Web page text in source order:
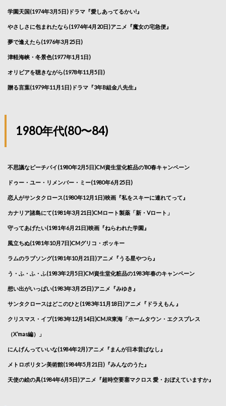
学園天国(1974年3月5日)ドラマ『愛しあってるかい!』
やさしさに包まれたなら(1974年4月20日)アニメ『魔女の宅急便』
夢で逢えたら(1976年3月25日)
津軽海峡・冬景色(1977年1月1日)
オリビアを聴きながら(1978年11月5日)
贈る言葉(1979年11月1日)ドラマ『3年B組金八先生』
1980年代(80〜84)
不思議なピーチパイ(1980年2月5日)CM資生堂化粧品の’80春キャンペーン
ドゥー・ユー・リメンバー・ミー(1980年6月25日)
恋人がサンタクロース(1980年12月1日)映画『私をスキーに連れてって』
カナリア諸島にて(1981年3月21日)CMロート製薬「新・Vロート」
守ってあげたい(1981年6月21日)映画『ねらわれた学園』
風立ちぬ(1981年10月7日)CMグリコ・ポッキー
ラムのラブソング(1981年10月21日)アニメ『うる星やつら』
う・ふ・ふ・ふ(1983年2月5日)CM資生堂化粧品の1983年春のキャンペーン
想い出がいっぱい(1983年3月25日)アニメ『みゆき』
サンタクロースはどこのひと(1983年11月18日)アニメ『ドラえもん 』
クリスマス・イブ(1983年12月14日)CMJR東海「ホームタウン・エクスプレス
（X’mas編）」
にんげんっていいな(1984年2月)アニメ『まんが日本昔ばなし』
メトロポリタン美術館(1984年5月21日)『みんなのうた』
天使の絵の具(1984年6月5日)アニメ『超時空要塞マクロス 愛・おぼえていますか』